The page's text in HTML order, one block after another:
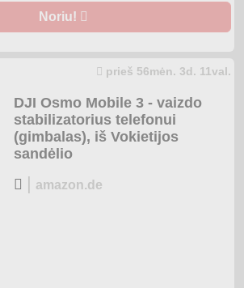
Noriu!
prieš 56mėn. 3d. 11val.
DJI Osmo Mobile 3 - vaizdo
stabilizatorius telefonui
(gimbalas), iš Vokietijos
sandėlio
| amazon.de